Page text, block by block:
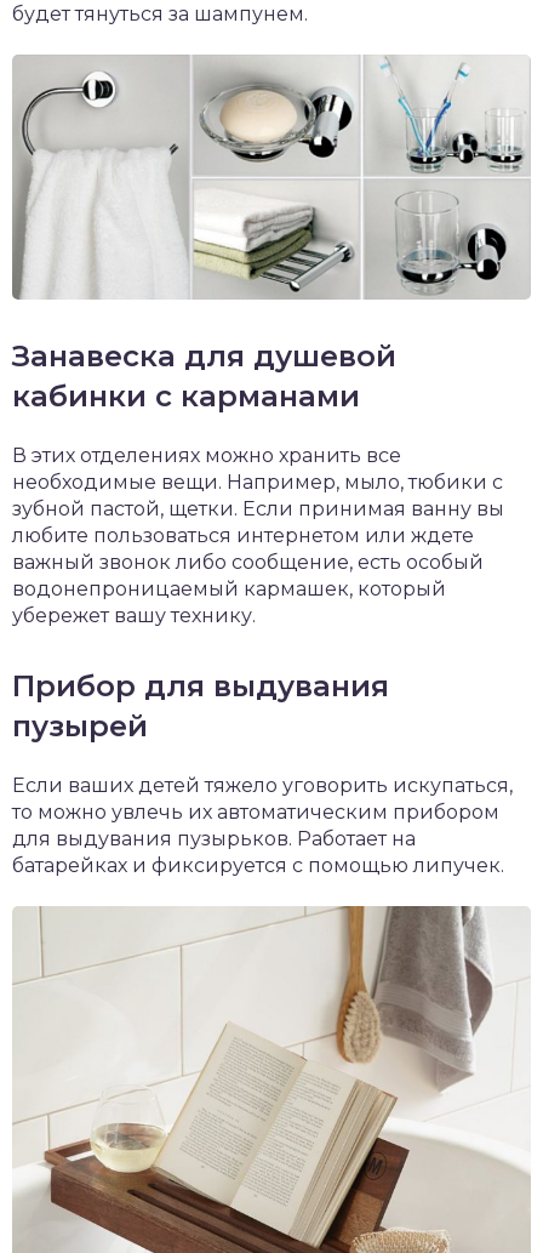
будет тянуться за шампунем.
Занавеска для душевой
кабинки с карманами
В этих отделениях можно хранить все
необходимые вещи. Например, мыло, тюбики с
зубной пастой, щетки. Если принимая ванну вы
любите пользоваться интернетом или ждете
важный звонок либо сообщение, есть особый
водонепроницаемый кармашек, который
убережет вашу технику.
Прибор для выдувания
пузырей
Если ваших детей тяжело уговорить искупаться,
то можно увлечь их автоматическим прибором
для выдувания пузырьков. Работает на
батарейках и фиксируется с помощью липучек.